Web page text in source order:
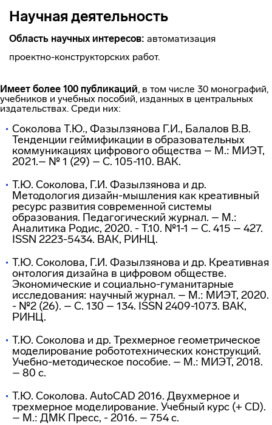
Научная деятельность
Область научных интересов: автоматизация
проектно-конструкторских работ.
Имеет более 100 публикаций, в том числе 30 монографий,
учебников и учебных пособий, изданных в центральных
издательствах. Среди них:
Соколова Т.Ю., Фазылзянова Г.И., Балалов В.В.
Тенденции геймификации в образовательных
коммуникациях цифрового общества – М.: МИЭТ,
2021.– № 1 (29) – C. 105-110. ВАК.
Т.Ю. Соколова, Г.И. Фазылзянова и др.
Методология дизайн-мышления как креативный
ресурс развития современной системы
образования. Педагогический журнал. – М.:
Аналитика Родис, 2020. - Т.10. №1-1 – С. 415 – 427.
ISSN 2223-5434. ВАК, РИНЦ.
Т.Ю. Соколова, Г.И. Фазылзянова и др. Креативная
онтология дизайна в цифровом обществе.
Экономические и социально-гуманитарные
исследования: научный журнал. – М.: МИЭТ, 2020.
- №2 (26). – С. 130 – 134. ISSN 2409-1073. ВАК,
РИНЦ.
Т.Ю. Соколова и др. Трехмерное геометрическое
моделирование робототехнических конструкций.
Учебно-методическое пособие. – М.: МИЭТ, 2018.
– 80 с.
Т.Ю. Соколова. AutoCAD 2016. Двухмерное и
трехмерное моделирование. Учебный курс (+ CD).
– М.: ДМК Пресс, - 2016. – 754 с.